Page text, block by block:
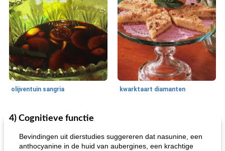
olijventuin sangria kwarktaart diamanten
65min
Feestdagen en evenementen
4) Cognitieve functie
Bevindingen uit dierstudies suggereren dat nasunine, een
anthocyanine in de huid van aubergines, een krachtige